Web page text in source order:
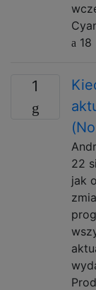
18
1
22
jak